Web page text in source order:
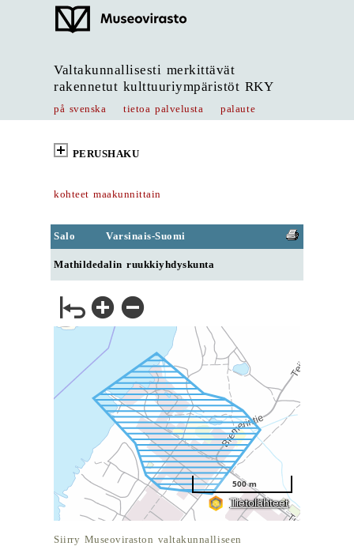
Valtakunnallisesti merkittävät
rakennetut kulttuuriympäristöt RKY
på svenska tietoa palvelusta palaute
PERUSHAKU
kohteet maakunnittain
Salo Varsinais-Suomi
Mathildedalin ruukkiyhdyskunta
Siirry Museoviraston valtakunnalliseen